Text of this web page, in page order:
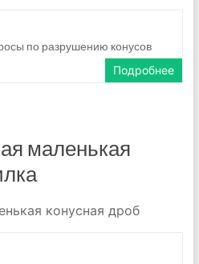
по разрушению конусов
Подробнее
маленькая
конусная дроб